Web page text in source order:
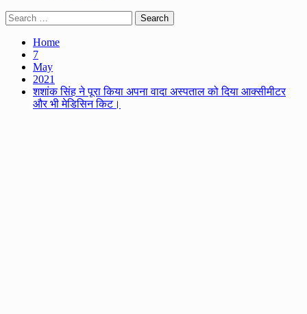
Search
for:
Home
7
May
2021
शशांक सिंह ने पूरा किया अपना वादा अस्पताल को दिया आक्सीमीटर
और भी मेडिसिन किट।